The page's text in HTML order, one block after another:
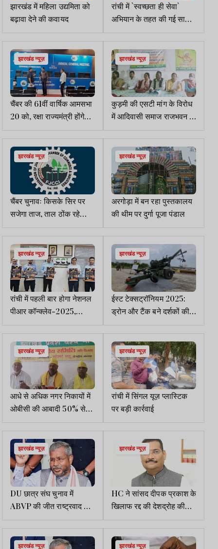
झारखंड में महिला उद्यमिता को
बढ़ावा देने की कवायद
रांची में `स्वच्छता ही सेवा`
अभियान के तहत की गई साफ-
सफाई
झारखंड न्यूज़
चैंबर की 61वीं वार्षिक आमसभा
20 को, रक्षा राज्यमंत्री होंगे
मुख्य अतिथि
झारखंड न्यूज़
कुड़मी की एसटी मांग के विरोध
में आदिवासी समाज राजभवन के
समक्ष धरना देगा
झारखंड न्यूज़
चैंबर चुनावः किसके सिर पर
सजेगा ताज, ताल ठोंक रहे
तुलसी व मल्होत्रा गुट
झारखंड न्यूज़
अरगोड़ा में बन रहा पुस्तकालय
की थीम पर दुर्गा पूजा पंडाल
झारखंड न्यूज़
रांची में पहली बार होगा नेशनल
पीआर कॉन्क्लेव-2025,
पोस्टर लॉन्च
झारखंड न्यूज़
ईस्ट टेक्सट्रॉनियम 2025:
ड्रोन और टैंक बने दर्शकों की
पहली पसंद
झारखंड न्यूज़
आधे से अधिक नगर निकायों में
ओबीसी की आबादी 50% से
ज्यादा : महेश्वर
झारखंड न्यूज़
रांची में सिंगल यूज़ प्लास्टिक
पर बड़ी कार्रवाई
झारखंड न्यूज़
DU छात्र संघ चुनाव में
ABVP की जीत राष्ट्रवाद की
जीतः बाबूलाल मरांडी
झारखंड न्यूज़
HC ने सांसद दीपक प्रकाश के
खिलाफ रद्द की देशद्रोह की
FIR
झारखंड न्यूज़ झारखंड न्यूज़